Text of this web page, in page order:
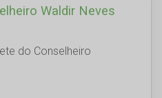
Waldir Neves
do Conselheiro